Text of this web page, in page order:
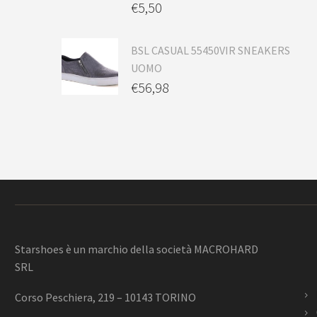
€5,50
BSL CASUAL 55450VIR SNEAKERS
UOMO
€56,98
Starshoes è un marchio della società MACROHARD
SRL
Corso Peschiera, 219 – 10143 TORINO